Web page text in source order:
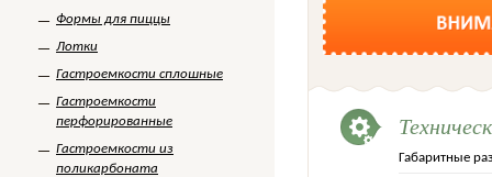
Габаритные
Формы для пиццы
Лотки
Гастроемкости сплошные
Гастроемкости
перфорированные
Гастроемкости из
поликарбоната